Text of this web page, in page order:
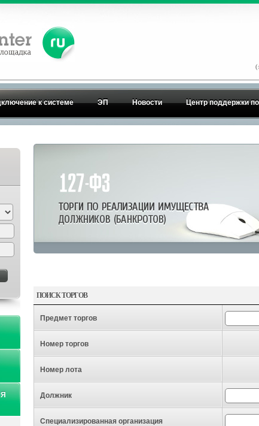
к системе ЭП Новости Центр поддержки
ПОИСК ТОРГОВ
Предмет торгов
Номер торгов
Номер лота
Должник
Специализированная организация